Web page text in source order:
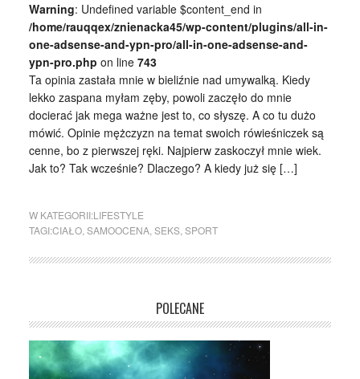
Warning: Undefined variable $content_end in
/home/rauqqex/znienacka45/wp-content/plugins/all-in-
one-adsense-and-ypn-pro/all-in-one-adsense-and-
ypn-pro.php on line 743
Ta opinia zastała mnie w bieliźnie nad umywalką. Kiedy
lekko zaspana myłam zęby, powoli zaczęło do mnie
docierać jak mega ważne jest to, co słyszę. A co tu dużo
mówić. Opinie mężczyzn na temat swoich rówieśniczek są
cenne, bo z pierwszej ręki. Najpierw zaskoczył mnie wiek.
Jak to? Tak wcześnie? Dlaczego? A kiedy już się […]
W KATEGORII:LIFESTYLE
TAGI:CIAŁO, SAMOOCENA, SEKS, SPORT
POLECANE